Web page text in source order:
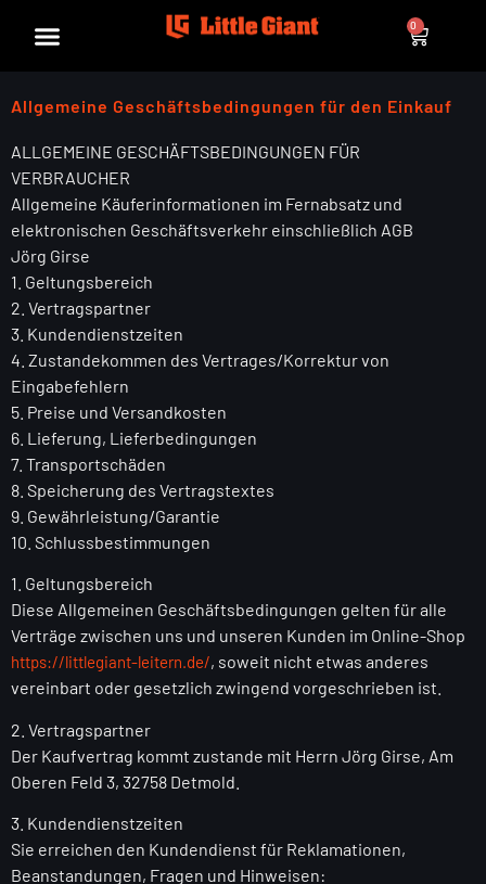
0
Allgemeine Geschäftsbedingungen für den Einkauf
ALLGEMEINE GESCHÄFTSBEDINGUNGEN FÜR
VERBRAUCHER
Allgemeine Käuferinformationen im Fernabsatz und
elektronischen Geschäftsverkehr einschließlich AGB
Jörg Girse
1. Geltungsbereich
2. Vertragspartner
3. Kundendienstzeiten
4. Zustandekommen des Vertrages/Korrektur von
Eingabefehlern
5. Preise und Versandkosten
6. Lieferung, Lieferbedingungen
7. Transportschäden
8. Speicherung des Vertragstextes
9. Gewährleistung/Garantie
10. Schlussbestimmungen
1. Geltungsbereich
Diese Allgemeinen Geschäftsbedingungen gelten für alle
Verträge zwischen uns und unseren Kunden im Online-Shop
https://littlegiant-leitern.de/, soweit nicht etwas anderes
vereinbart oder gesetzlich zwingend vorgeschrieben ist.
2. Vertragspartner
Der Kaufvertrag kommt zustande mit Herrn Jörg Girse, Am
Oberen Feld 3, 32758 Detmold.
3. Kundendienstzeiten
Sie erreichen den Kundendienst für Reklamationen,
Beanstandungen, Fragen und Hinweisen: